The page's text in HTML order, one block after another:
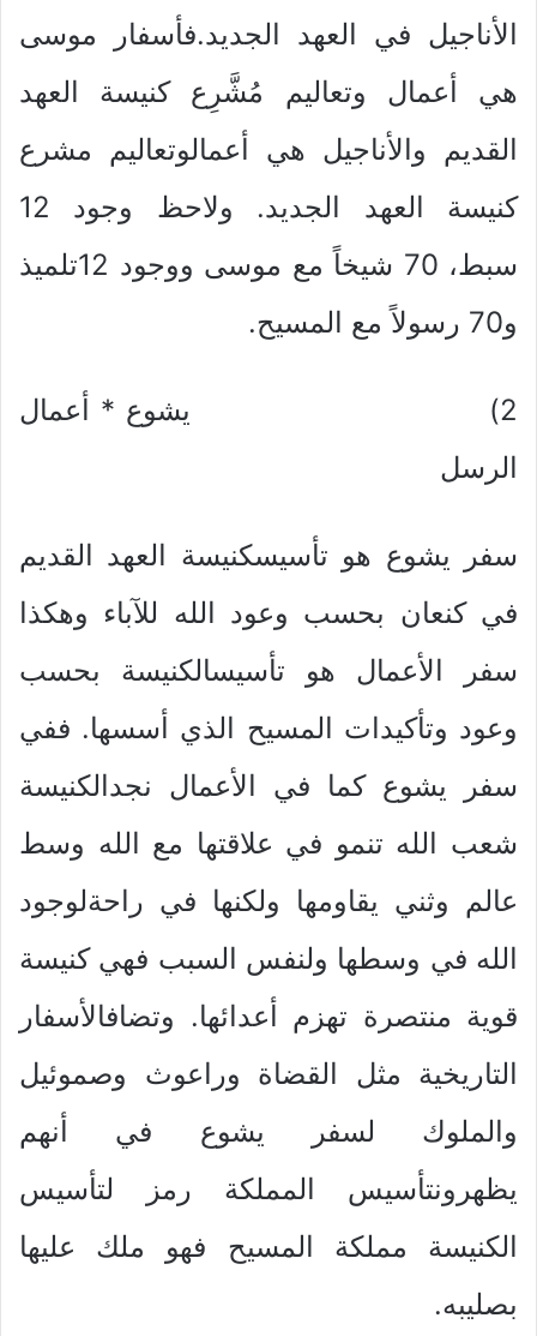
الأناجيل في العهد الجديد.فأسفار موسى
هي أعمال وتعاليم مُشَّرِع كنيسة العهد
القديم والأناجيل هي أعمالوتعاليم مشرع
كنيسة العهد الجديد. ولاحظ وجود 12
سبط، 70 شيخاً مع موسى ووجود 12تلميذ
و70 رسولاً مع المسيح.
2) يشوع * أعمال
الرسل
سفر يشوع هو تأسيسكنيسة العهد القديم
في كنعان بحسب وعود الله للآباء وهكذا
سفر الأعمال هو تأسيسالكنيسة بحسب
وعود وتأكيدات المسيح الذي أسسها. ففي
سفر يشوع كما في الأعمال نجدالكنيسة
شعب الله تنمو في علاقتها مع الله وسط
عالم وثني يقاومها ولكنها في راحةلوجود
الله في وسطها ولنفس السبب فهي كنيسة
قوية منتصرة تهزم أعدائها. وتضافالأسفار
التاريخية مثل القضاة وراعوث وصموئيل
والملوك لسفر يشوع في أنهم
يظهرونتأسيس المملكة رمز لتأسيس
الكنيسة مملكة المسيح فهو ملك عليها
بصليبه.